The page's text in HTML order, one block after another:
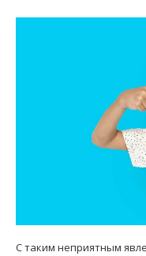
С таким неприятным